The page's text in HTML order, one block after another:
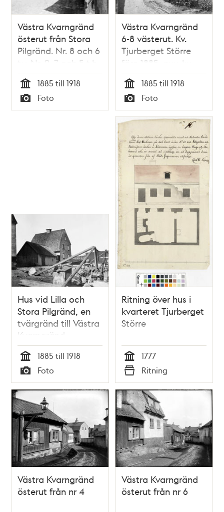
Västra Kvarngränd
österut från Stora
Pilgränd. Nr. 8 och 6
t.v. Nr. 9, 7 och 5 t.h.
Kv. Tjurberget Större
före 1885, nuv. kv.
Kvadraten. Västra
Kvarngränd låg
Tid
1885 till 1918
Typ
Foto
Västra Kvarngränd
6-8 västerut. Kv.
Tjurberget Större
före 1885, nuv. kv.
Kvadraten. Västra
Kvarngränd låg
ungefär vid nuv.
Allhelgonagatan.
Västra Kvarngränd
lades igen på 1930-
talet
Tid
1885 till 1918
Typ
Foto
Hus vid Lilla och
Stora Pilgränd, en
tvärgränd till Västra
Kvarngränd.
Sprängningsarbete
pågår på
Tjurberget.
Motsvarar nu
området i hörnet av
Allhelgonagatan
och Älvsborgsgatan
Tid
1885 till 1918
Typ
Foto
Ritning över hus i
kvarteret Tjurberget
Större
Tid
1777
Typ
Ritning
Västra Kvarngränd
österut från nr 4
Västra Kvarngränd
österut från nr 6